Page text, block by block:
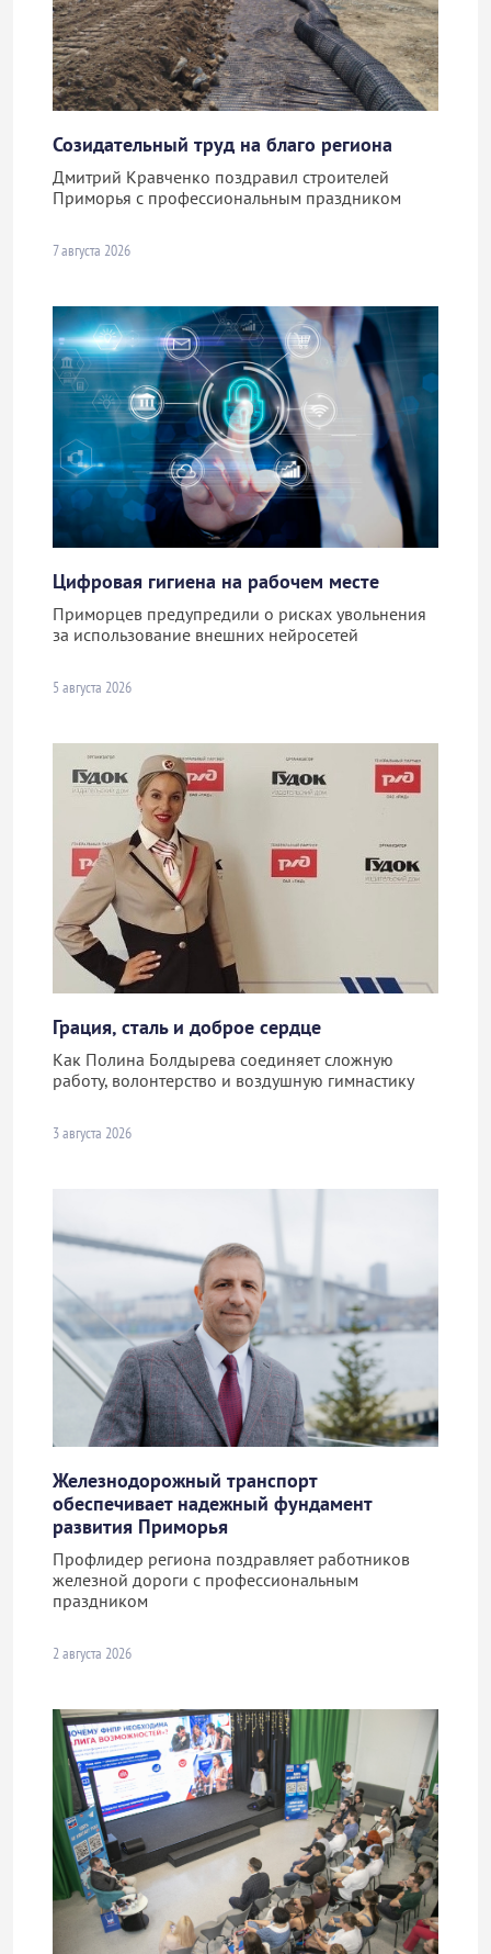
Созидательный труд на благо региона
Дмитрий Кравченко поздравил строителей
Приморья с профессиональным праздником
7 августа 2026
Цифровая гигиена на рабочем месте
Приморцев предупредили о рисках увольнения
за использование внешних нейросетей
5 августа 2026
Грация, сталь и доброе сердце
Как Полина Болдырева соединяет сложную
работу, волонтерство и воздушную гимнастику
3 августа 2026
Железнодорожный транспорт
обеспечивает надежный фундамент
развития Приморья
Профлидер региона поздравляет работников
железной дороги с профессиональным
праздником
2 августа 2026